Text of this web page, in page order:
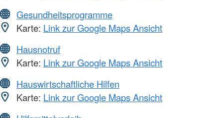
Gesundheitsprogramme
Karte: Link zur Google Maps Ansicht
Hausnotruf
Karte: Link zur Google Maps Ansicht
Hauswirtschaftliche Hilfen
Karte: Link zur Google Maps Ansicht